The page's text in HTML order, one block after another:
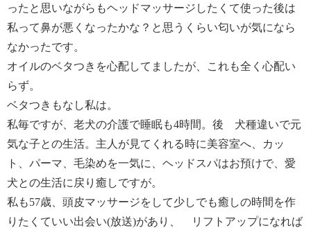
ったと思いながらもヘッドマッサージしたくて使った後は
私って鼻が悪くなったかな？と思うくらい匂いが気になら
なかったです。
オイルのベタつきを心配してましたが、これも全く心配い
らず。
ベタつきもなし私は。
私毎ですが、老犬の介護で睡眠も4時間。後 犬種違いで元
気な子との生活。主人が見てくれる時に美容室へ、カッ
ト、パーマ、毛染めを一気に、ヘッドスパはお預けで、愛
犬との生活に戻り癒しですが。
私も57歳、頭皮マッサージをして少しでも癒しの時間を作
りたくていい出会い(放送)があり、 リフトアップになれば